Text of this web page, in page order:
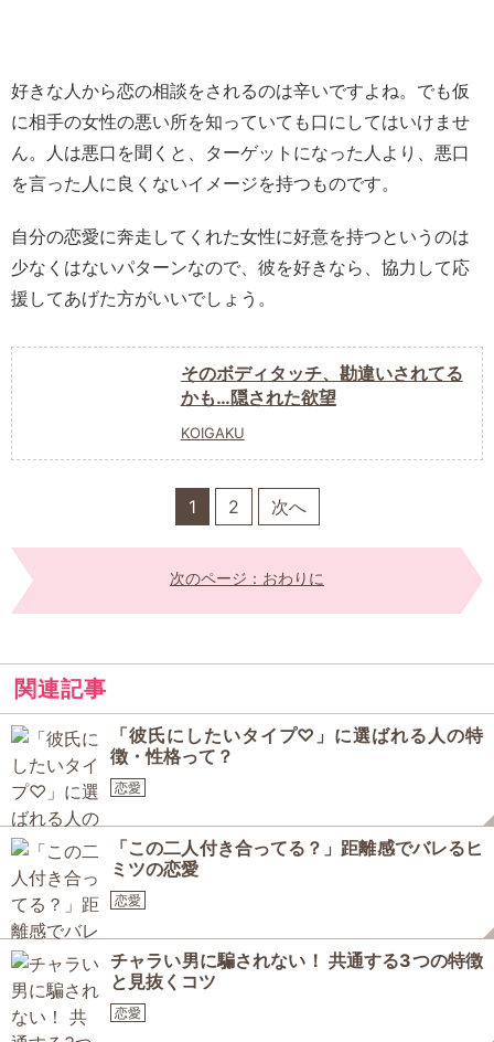
好きな人から恋の相談をされるのは辛いですよね。でも仮
に相手の女性の悪い所を知っていても口にしてはいけませ
ん。人は悪口を聞くと、ターゲットになった人より、悪口
を言った人に良くないイメージを持つものです。
自分の恋愛に奔走してくれた女性に好意を持つというのは
少なくはないパターンなので、彼を好きなら、協力して応
援してあげた方がいいでしょう。
そのボディタッチ、勘違いされてる
かも…隠された欲望
KOIGAKU
1 2 次へ
次のページ：おわりに
関連記事
「彼氏にしたいタイプ♡」に選ばれる人の特
徴・性格って？
恋愛
「この二人付き合ってる？」距離感でバレるヒ
ミツの恋愛
恋愛
チャラい男に騙されない！ 共通する3つの特徴
と見抜くコツ
恋愛